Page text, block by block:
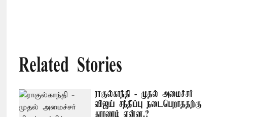
Related Stories
ராகுல்காந்தி - முதல் அமைச்சர்
விஜய் சந்திப்பு நடைபெறாததற்கு
காரணம் என்ன.?